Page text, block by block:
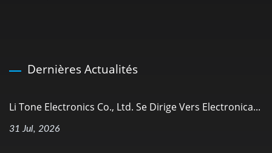
Dernières Actualités
Li Tone Electronics Co., Ltd. Se Dirige Vers Electronica...
31 Jul, 2026